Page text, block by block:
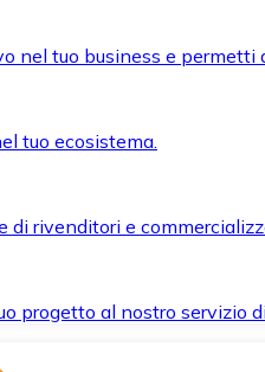
nel tuo business e
tuo ecosistema.
di rivenditori e
progetto al nostro servizio